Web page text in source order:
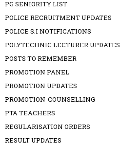
PG SENIORITY LIST
POLICE RECRUITMENT UPDATES
POLICE S.I NOTIFICATIONS
POLYTECHNIC LECTURER UPDATES
POSTS TO REMEMBER
PROMOTION PANEL
PROMOTION UPDATES
PROMOTION-COUNSELLING
PTA TEACHERS
REGULARISATION ORDERS
RESULT UPDATES